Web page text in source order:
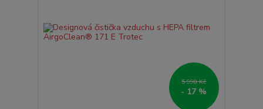
5 990 Kč
- 17 %